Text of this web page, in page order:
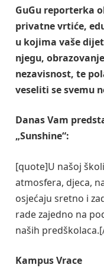
GuGu reporterka
privatne vrtiće,
u kojima vaše
njegu,
nezavisnost, te
veseliti se svemu
Danas Vam
„Sunshine“:
[quote]U našoj
atmosfera, djeca,
osjećaju sretno i
rade zajedno na
naših
Kampus Vrace